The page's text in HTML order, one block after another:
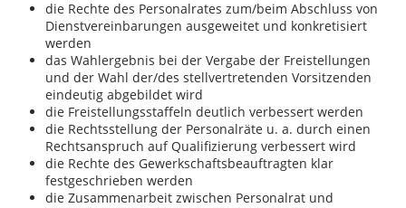
die Rechte des Personalrates zum/beim Abschluss von
Dienstvereinbarungen ausgeweitet und konkretisiert
werden
das Wahlergebnis bei der Vergabe der Freistellungen
und der Wahl der/des stellvertretenden Vorsitzenden
eindeutig abgebildet wird
die Freistellungsstaffeln deutlich verbessert werden
die Rechtsstellung der Personalräte u. a. durch einen
Rechtsanspruch auf Qualifizierung verbessert wird
die Rechte des Gewerkschaftsbeauftragten klar
festgeschrieben werden
die Zusammenarbeit zwischen Personalrat und